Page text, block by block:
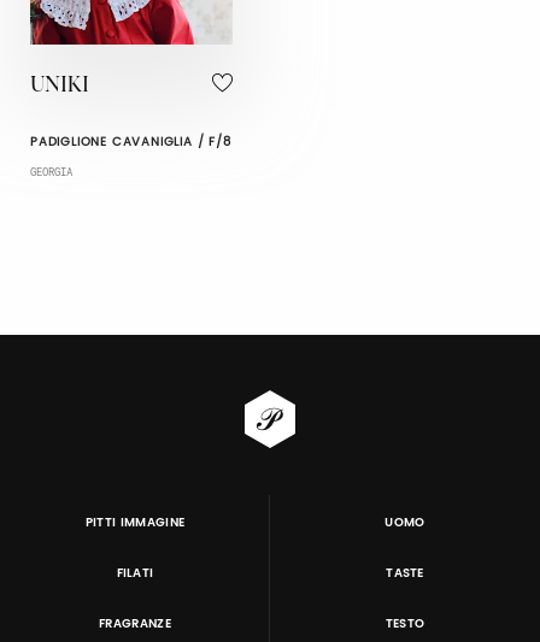
UNIKI
PADIGLIONE CAVANIGLIA / F/8
GEORGIA
PITTI IMMAGINE UOMO
FILATI TASTE
FRAGRANZE TESTO